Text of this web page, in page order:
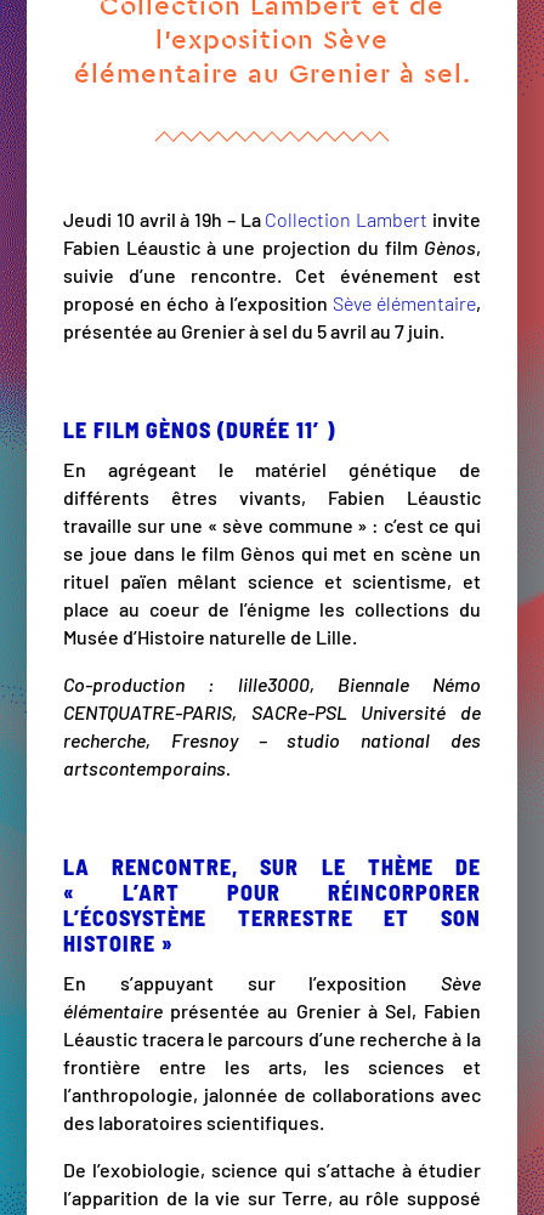
Collection Lambert et de
l’exposition Sève
élémentaire au Grenier à sel.
Jeudi 10 avril à 19h – La Collection Lambert invite
Fabien Léaustic à une projection du film Gènos,
suivie d’une rencontre. Cet événement est
proposé en écho à l’exposition Sève élémentaire,
présentée au Grenier à sel du 5 avril au 7 juin.
LE FILM GÈNOS (DURÉE 11′)
En agrégeant le matériel génétique de
différents êtres vivants, Fabien Léaustic
travaille sur une « sève commune » : c’est ce qui
se joue dans le film Gènos qui met en scène un
rituel païen mêlant science et scientisme, et
place au coeur de l’énigme les collections du
Musée d’Histoire naturelle de Lille.
Co-production : lille3000, Biennale Némo
CENTQUATRE-PARIS, SACRe-PSL Université de
recherche, Fresnoy – studio national des
artscontemporains.
LA RENCONTRE, SUR LE THÈME DE
« L’ART POUR RÉINCORPORER
L’ÉCOSYSTÈME TERRESTRE ET SON
HISTOIRE »
En s’appuyant sur l’exposition Sève
élémentaire présentée au Grenier à Sel, Fabien
Léaustic tracera le parcours d’une recherche à la
frontière entre les arts, les sciences et
l’anthropologie, jalonnée de collaborations avec
des laboratoires scientifiques.
De l’exobiologie, science qui s’attache à étudier
l’apparition de la vie sur Terre, au rôle supposé